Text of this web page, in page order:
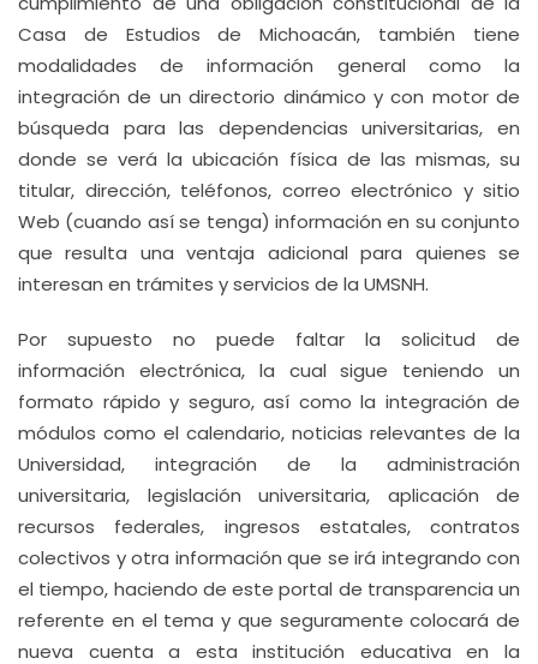
Casa de Estudios de Michoacán, también tiene
modalidades de información general como la
integración de un directorio dinámico y con motor de
búsqueda para las dependencias universitarias, en
donde se verá la ubicación física de las mismas, su
titular, dirección, teléfonos, correo electrónico y sitio
Web (cuando así se tenga) información en su conjunto
que resulta una ventaja adicional para quienes se
interesan en trámites y servicios de la UMSNH.
Por supuesto no puede faltar la solicitud de
información electrónica, la cual sigue teniendo un
formato rápido y seguro, así como la integración de
módulos como el calendario, noticias relevantes de la
Universidad, integración de la administración
universitaria, legislación universitaria, aplicación de
recursos federales, ingresos estatales, contratos
colectivos y otra información que se irá integrando con
el tiempo, haciendo de este portal de transparencia un
referente en el tema y que seguramente colocará de
nueva cuenta a esta institución educativa en la